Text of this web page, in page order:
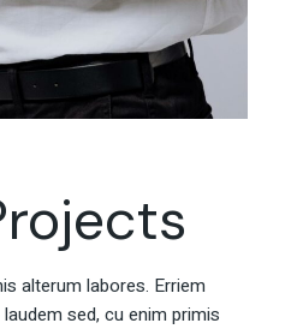
alterum labores. Erriem
sed, cu enim primis